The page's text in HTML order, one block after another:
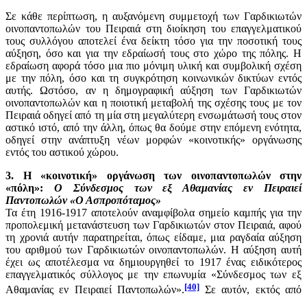
Σε κάθε περίπτωση, η αυξανόμενη συμμετοχή των Γαρδικιωτών
οινοπαντοπωλών του Πειραιά στη διοίκηση του επαγγελματικού
τους συλλόγου αποτελεί ένα δείκτη τόσο για την ποσοτική τους
αύξηση, όσο και για την εδραίωσή τους στο χώρο της πόλης. Η
εδραίωση αφορά τόσο μια πιο μόνιμη υλική και συμβολική σχέση
με την πόλη, όσο και τη συγκρότηση κοινωνικών δικτύων εντός
αυτής. Ωστόσο, αν η δημογραφική αύξηση των Γαρδικιωτών
οινοπαντοπωλών και η ποιοτική μεταβολή της σχέσης τους με τον
Πειραιά οδηγεί από τη μία στη μεγαλύτερη ενσωμάτωσή τους στον
αστικό ιστό, από την άλλη, όπως θα δούμε στην επόμενη ενότητα,
οδηγεί στην ανάπτυξη νέων μορφών «κοινοτικής» οργάνωσης
εντός του αστικού χώρου.
3. Η «κοινοτική» οργάνωση των οινοπαντοπωλών στην
«πόλη»: Ο Σύνδεσμος των εξ Αθαμανίας εν Πειραιεί
Παντοπωλών «Ο Ασπροπόταμος»
Τα έτη 1916-1917 αποτελούν αναμφίβολα σημείο καμπής για την
προπολεμική μετανάστευση των Γαρδικιωτών στον Πειραιά, αφού
τη χρονιά αυτήν παρατηρείται, όπως είδαμε, μια ραγδαία αύξηση
του αριθμού των Γαρδικιωτών οινοπαντοπωλών. Η αύξηση αυτή
έχει ως αποτέλεσμα να δημιουργηθεί το 1917 ένας ειδικότερος
επαγγελματικός σύλλογος με την επωνυμία «Σύνδεσμος των εξ
Αθαμανίας εν Πειραιεί Παντοπωλών».[40]Σε αυτόν, εκτός από